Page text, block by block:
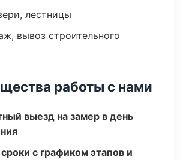
лестницы
вывоз строительного
работы с нами
выезд на замер в день
с графиком этапов и